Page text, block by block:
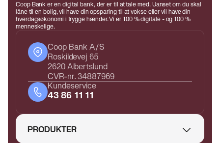
Coop Bank er en digital bank, der er til at tale med. Uanset om du skal
låne til en bolig, vil have din opsparing til at vokse eller vil have din
hverdagsøkonomi i trygge hænder. Vi er 100 % digitale - og 100 %
menneskelige.
Coop Bank A/S
Roskildevej 65
2620 Albertslund
CVR-nr. 34887969
Kundeservice
43 86 11 11
PRODUKTER